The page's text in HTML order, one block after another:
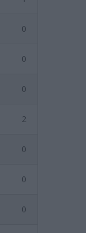
0
0
0
2
0
0
0